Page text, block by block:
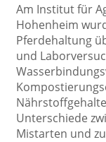
Am Institut für
Hohenheim
Pferdehaltung
und
Unterschiede
Mistarten und